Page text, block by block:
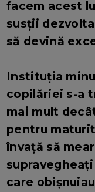
facem acest
susții
să devină
Instituția
copilăriei s-a
mai mult
pentru
învață să
care